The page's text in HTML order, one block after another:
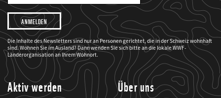
Adresse
Ich
möchte,
dass
der
WWF
mich
über
seine
Projekte
informiert.
Die Inhalte des Newsletters sind nur an Personen gerichtet, die in der Schweiz wohnhaft
sind. Wohnen Sie im Ausland? Dann wenden Sie sich bitte an die lokale WWF-
Länderorganisation an Ihrem Wohnort.
Aktiv werden Über uns